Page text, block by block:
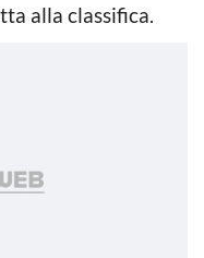
alla classifica.